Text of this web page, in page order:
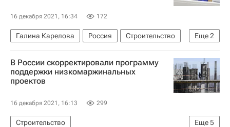
16 декабря 2021, 16:34 172
Еще2
Галина Карелова Россия
Строительство
Медучреждения
Больницы
В России скорректировали программу
поддержки низкомаржинальных
проектов
16 декабря 2021, 16:13 299
Еще5
Строительство